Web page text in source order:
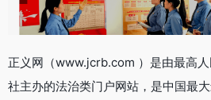
正义网（www.jcrb.com ）是由最高
社主办的法治类门户网站，是中国最